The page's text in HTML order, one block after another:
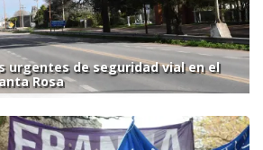
urgentes de seguridad vial en el
Rosa